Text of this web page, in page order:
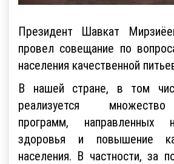
Президент Шавкат
провел совещание по
населения качественной
В нашей стране, в том
реализуется
программ, направленных
здоровья и повышение
населения. В частности, за